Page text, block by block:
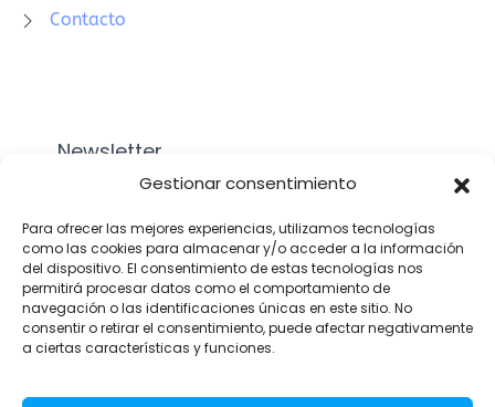
Gestionar consentimiento
Para ofrecer las mejores experiencias, utilizamos tecnologías
como las cookies para almacenar y/o acceder a la información
del dispositivo. El consentimiento de estas tecnologías nos
permitirá procesar datos como el comportamiento de
navegación o las identificaciones únicas en este sitio. No
consentir o retirar el consentimiento, puede afectar negativamente
a ciertas características y funciones.
Contacto
Newsletter
Acepto lapolítica de privacidady recibir sus
newsletters.
Suscríbete